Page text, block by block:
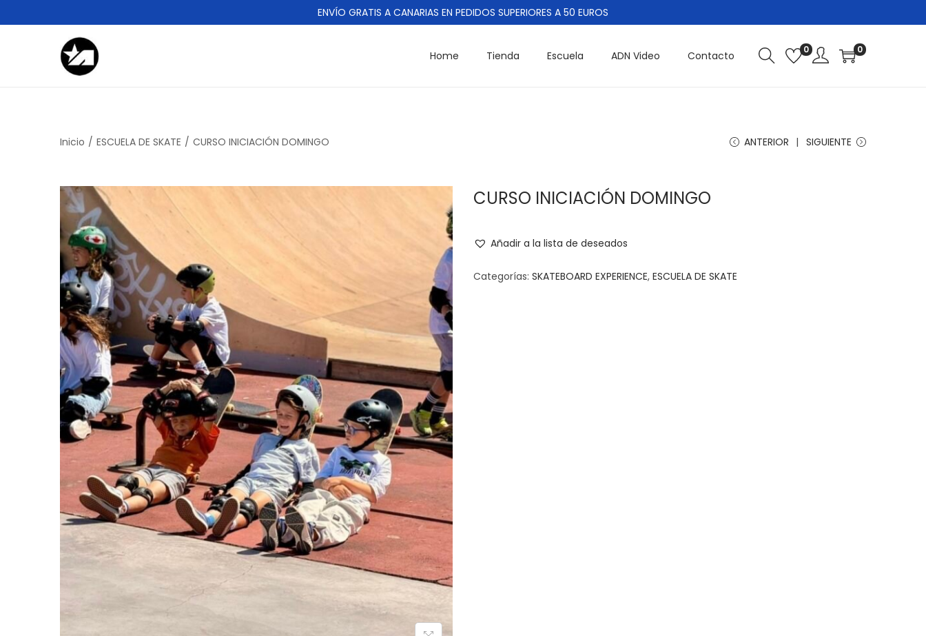
ENVÍO GRATIS A CANARIAS EN PEDIDOS SUPERIORES A 50 EUROS
Home Tienda Escuela ADN Video Contacto 0 0
Inicio / ESCUELA DE SKATE / CURSO INICIACIÓN DOMINGO ANTERIOR SIGUIENTE
CURSO INICIACIÓN DOMINGO
Añadir a la lista de deseados
Categorías: SKATEBOARD EXPERIENCE, ESCUELA DE SKATE